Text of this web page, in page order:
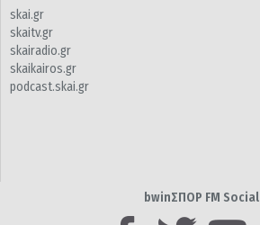
skai.gr
skaitv.gr
skairadio.gr
skaikairos.gr
podcast.skai.gr
bwinΣΠΟΡ FM Social